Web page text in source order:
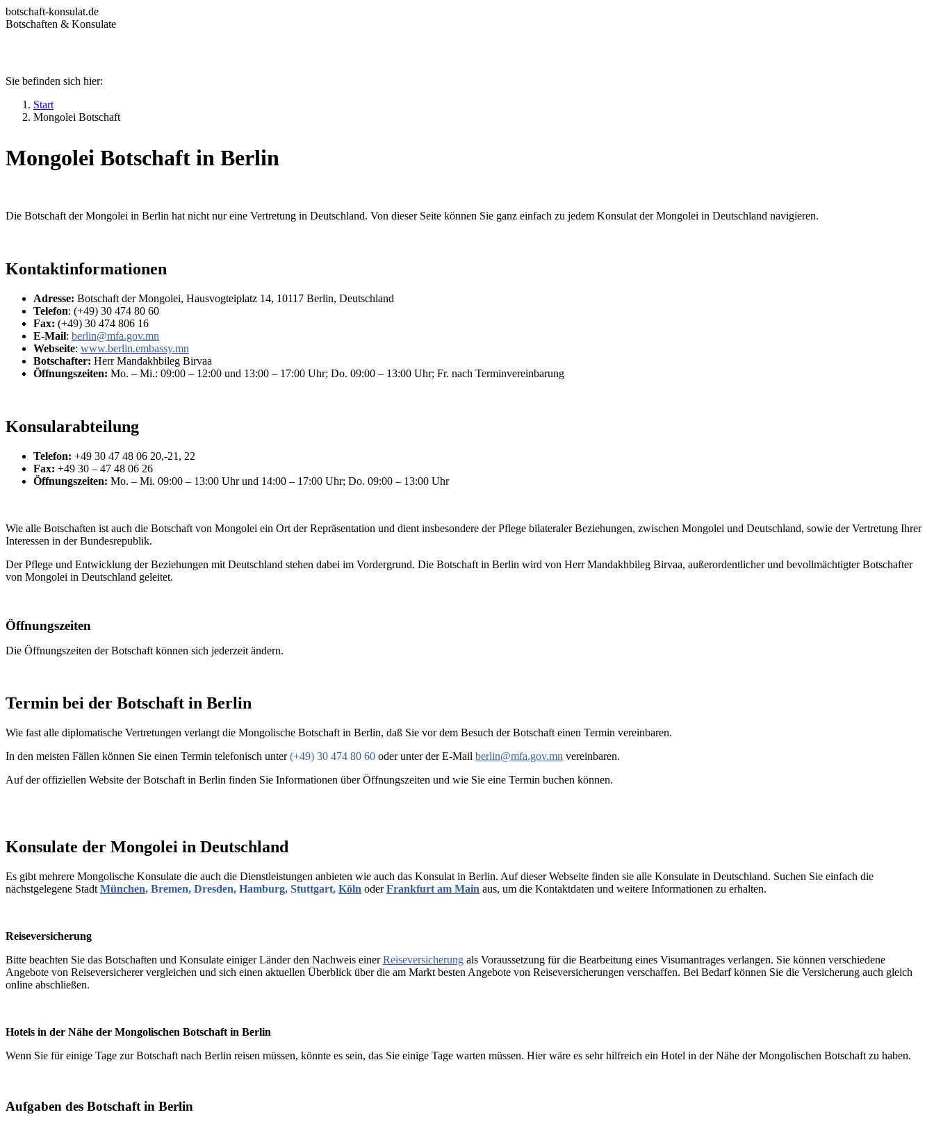
Zum
Inhalt
botschaft-konsulat.de
Botschaften & Konsulate
Startseite
Botschaften im Ausland
Konsulate in Deutschland
Visum beantragen
Ratgeber
Sie befinden sich hier:
Start
Mongolei Botschaft
Mongolei Botschaft in Berlin
Die Botschaft der Mongolei in Berlin hat nicht nur eine Vertretung in Deutschland. Von dieser Seite können Sie ganz einfach zu jedem Konsulat der Mongolei in Deutschland navigieren.
Kontaktinformationen
Adresse: Botschaft der Mongolei, Hausvogteiplatz 14, 10117 Berlin, Deutschland
Telefon: (+49) 30 474 80 60
Fax: (+49) 30 474 806 16
E-Mail: berlin@mfa.gov.mn
Webseite: www.berlin.embassy.mn
Botschafter: Herr Mandakhbileg Birvaa
Öffnungszeiten: Mo. – Mi.: 09:00 – 12:00 und 13:00 – 17:00 Uhr; Do. 09:00 – 13:00 Uhr; Fr. nach Terminvereinbarung
Konsularabteilung
Telefon: +49 30 47 48 06 20,-21, 22
Fax: +49 30 – 47 48 06 26
Öffnungszeiten: Mo. – Mi. 09:00 – 13:00 Uhr und 14:00 – 17:00 Uhr; Do. 09:00 – 13:00 Uhr
Wie alle Botschaften ist auch die Botschaft von Mongolei ein Ort der Repräsentation und dient insbesondere der Pflege bilateraler Beziehungen, zwischen Mongolei und Deutschland, sowie der Vertretung Ihrer
Interessen in der Bundesrepublik.
Der Pflege und Entwicklung der Beziehungen mit Deutschland stehen dabei im Vordergrund. Die Botschaft in Berlin wird von Herr Mandakhbileg Birvaa, außerordentlicher und bevollmächtigter Botschafter
von Mongolei in Deutschland geleitet.
Öffnungszeiten
Die Öffnungszeiten der Botschaft können sich jederzeit ändern.
Termin bei der Botschaft in Berlin
Wie fast alle diplomatische Vertretungen verlangt die Mongolische Botschaft in Berlin, daß Sie vor dem Besuch der Botschaft einen Termin vereinbaren.
In den meisten Fällen können Sie einen Termin telefonisch unter(+49) 30 474 80 60 oder unter der E-Mail berlin@mfa.gov.mn vereinbaren.
Auf der offiziellen Website der Botschaft in Berlin finden Sie Informationen über Öffnungszeiten und wie Sie eine Termin buchen können.
Konsulate der Mongolei in Deutschland
Es gibt mehrere Mongolische Konsulate die auch die Dienstleistungen anbieten wie auch das Konsulat in Berlin. Auf dieser Webseite finden sie alle Konsulate in Deutschland. Suchen Sie einfach die
nächstgelegene Stadt München, Bremen, Dresden, Hamburg, Stuttgart, Köln oder Frankfurt am Main aus, um die Kontaktdaten und weitere Informationen zu erhalten.
Reiseversicherung
Bitte beachten Sie das Botschaften und Konsulate einiger Länder den Nachweis einerReiseversicherung als Voraussetzung für die Bearbeitung eines Visumantrages verlangen. Sie können verschiedene
Angebote von Reiseversicherer vergleichen und sich einen aktuellen Überblick über die am Markt besten Angebote von Reiseversicherungen verschaffen. Bei Bedarf können Sie die Versicherung auch gleich
online abschließen.
Hotels in der Nähe der Mongolischen Botschaft in Berlin
Wenn Sie für einige Tage zur Botschaft nach Berlin reisen müssen, könnte es sein, das Sie einige Tage warten müssen. Hier wäre es sehr hilfreich ein Hotel in der Nähe der Mongolischen Botschaft zu haben.
Aufgaben des Botschaft in Berlin